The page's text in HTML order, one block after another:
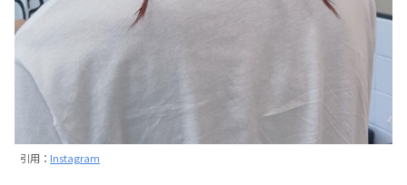
引用： Instagram